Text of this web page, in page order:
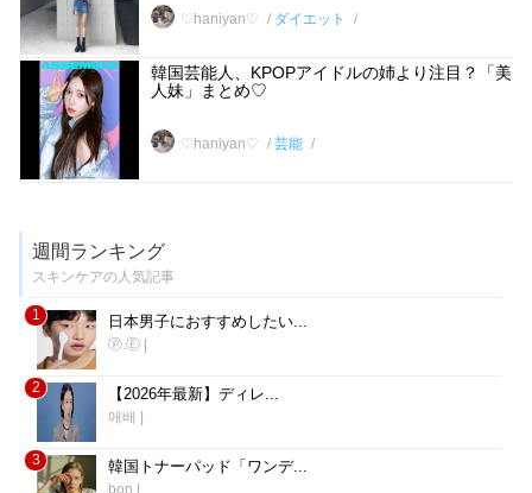
♡haniyan♡ ダイエット
韓国芸能人、KPOPアイドルの姉より注目？「美
人妹」まとめ♡
♡haniyan♡ 芸能
週間ランキング
スキンケアの人気記事
1 日本男子におすすめしたい...
Ⓟ.Ⓔ
2 【2026年最新】ディレ...
애배
3 韓国トナーパッド「ワンデ...
bon